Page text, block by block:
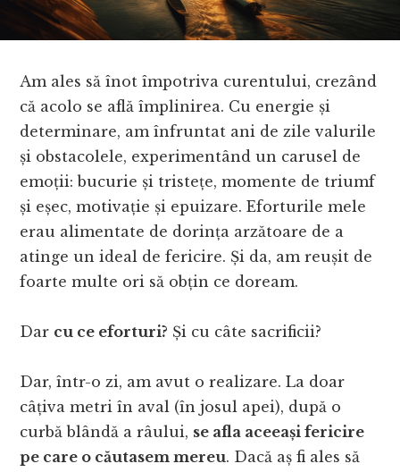
Am ales să înot împotriva curentului, crezând
că acolo se află împlinirea. Cu energie și
determinare, am înfruntat ani de zile valurile
și obstacolele, experimentând un carusel de
emoții: bucurie și tristețe, momente de triumf
și eșec, motivație și epuizare. Eforturile mele
erau alimentate de dorința arzătoare de a
atinge un ideal de fericire. Și da, am reușit de
foarte multe ori să obțin ce doream.
Dar cu ce eforturi? Și cu câte sacrificii?
Dar, într-o zi, am avut o realizare. La doar
câțiva metri în aval (în josul apei), după o
curbă blândă a râului, se afla aceeași fericire
pe care o căutasem mereu. Dacă aș fi ales să